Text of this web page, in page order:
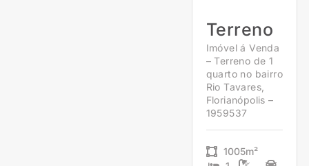
Terreno
Imóvel á Venda
– Terreno de 1
quarto no bairro
Rio Tavares,
Florianópolis –
1959537
1005m²